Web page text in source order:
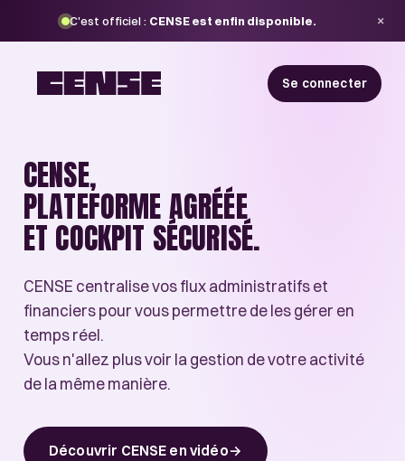
C'est officiel : CENSE est enfin disponible. ×
Se connecter
CENSE,
PLATEFORMEAGRÉÉE
ET COCKPIT SÉCURISÉ.
CENSE centralise vos flux administratifs et
financiers pour vous permettre de les gérer en
temps réel.
Vous n'allez plus voir la gestion de votre activité
de la même manière.
Découvrir CENSE en vidéo→